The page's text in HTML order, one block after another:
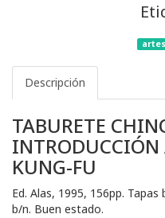
Descripción
TABURETE
INTRODUCCIÓN
KUNG-FU
Ed. Alas, 1995, 156pp.
b/n. Buen estado.